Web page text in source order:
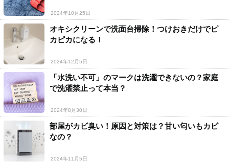
2024年10月25日
オキシクリーンで洗面台掃除！つけおきだけでピ
カピカになる！
2024年12月5日
「水洗い不可」のマークは洗濯できないの？家庭
で洗濯禁止って本当？
2024年8月30日
部屋がカビ臭い！原因と対策は？甘い匂いもカビ
なの？
2024年11月5日